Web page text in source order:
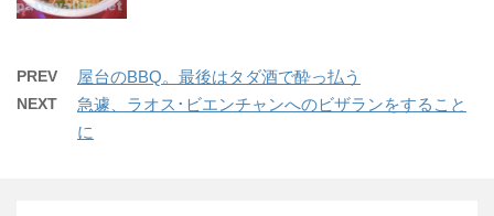
PREV 屋台のBBQ。最後はタダ酒で酔っ払う
NEXT
急遽、ラオス･ビエンチャンへのビザランをすること
に